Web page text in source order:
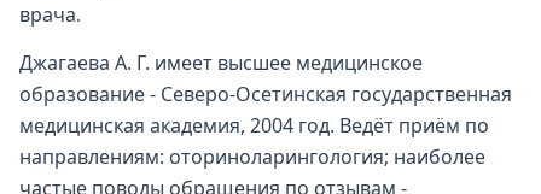
врача.
Джагаева А. Г. имеет высшее медицинское
образование - Северо-Осетинская государственная
медицинская академия, 2004 год. Ведёт приём по
направлениям: оториноларингология; наиболее
частые поводы обращения по отзывам -